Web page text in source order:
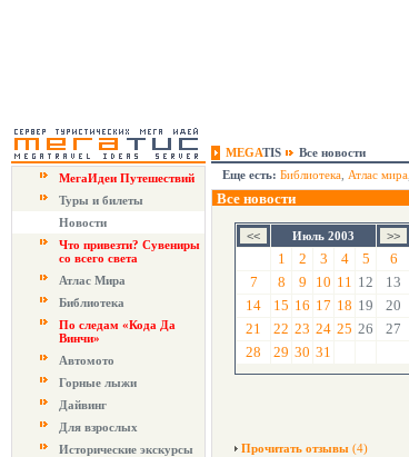
MEGATIS
Все новости
МегаИдеи Путешествий
Туры и билеты
Новости
Что привезти? Сувениры
со всего света
Атлас Мира
Библиотека
По следам «Кода Да
Винчи»
Автомото
Горные лыжи
Дайвинг
Для взрослых
Исторические экскурсы
Еще есть: Библиотека Атлас мира
Все новости
Июль 2003
1 2 3 4 5
6
7
8 9 10 11 12
13
14
15 16 17 18 19
20
21
22 23 24 25 26
27
28
29 30 31
Прочитать отзывы (4)